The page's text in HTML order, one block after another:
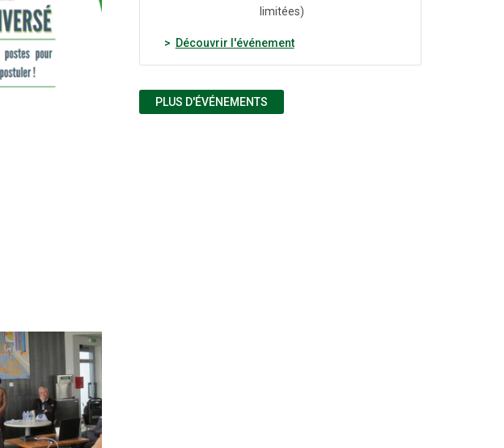
limitées)
Découvrir l'événement(nouvelle fenêtre)
PLUS D'ÉVÉNEMENTS